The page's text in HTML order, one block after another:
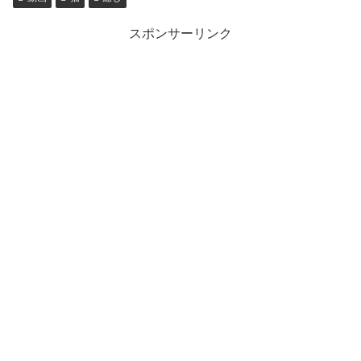
スポンサーリンク